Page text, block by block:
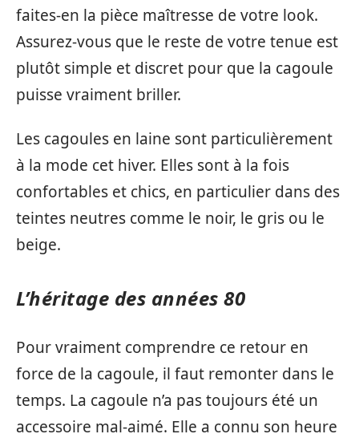
faites-en la pièce maîtresse de votre look.
Assurez-vous que le reste de votre tenue est
plutôt simple et discret pour que la cagoule
puisse vraiment briller.
Les cagoules en laine sont particulièrement
à la mode cet hiver. Elles sont à la fois
confortables et chics, en particulier dans des
teintes neutres comme le noir, le gris ou le
beige.
L’héritage des années 80
Pour vraiment comprendre ce retour en
force de la cagoule, il faut remonter dans le
temps. La cagoule n’a pas toujours été un
accessoire mal-aimé. Elle a connu son heure